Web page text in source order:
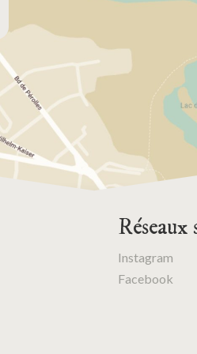
Réseaux
Instagram
Facebook